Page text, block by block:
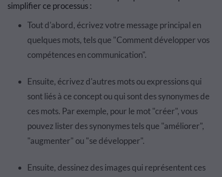
simplifier ce processus :
Tout d'abord, écrivez votre message principal en
quelques mots, tels que "Comment développer vos
compétences en communication".
Ensuite, écrivez d'autres mots ou expressions qui
sont liés à ce concept ou qui sont des synonymes de
ces mots. Par exemple, pour le mot "créer", vous
pouvez lister des synonymes tels que "améliorer",
"augmenter" ou "se développer".
Ensuite, dessinez des images qui représentent ces